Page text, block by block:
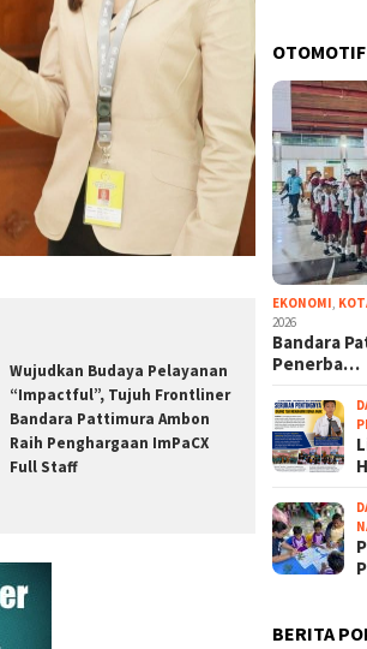
Wujudkan Budaya Pelayanan
“Impactful”, Tujuh Frontliner
Bandara Pattimura Ambon
Raih Penghargaan ImPaCX
Full Staff
OTOMOTIF
EKONOMI,
2026
Bandara
Penerba…
BERITA